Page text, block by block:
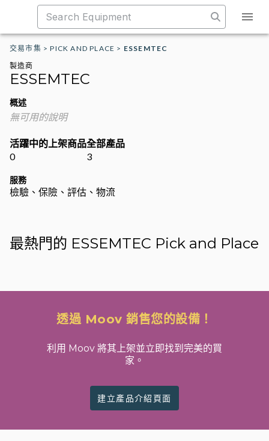
交易市集 >PICK AND PLACE > ESSEMTEC
製造商
ESSEMTEC
概述
無可用的說明
活躍中的上架商品
0
全部產品
3
服務
檢驗、保險、評估、物流
最熱門的 ESSEMTEC Pick and Place
透過 Moov 銷售您的設備！
利用 Moov 將其上架並立即找到完美的買
家。
建立產品介紹頁面